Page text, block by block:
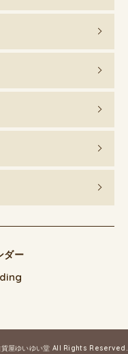
ダー
屋ゆいゆい堂 All Rights Reserved.